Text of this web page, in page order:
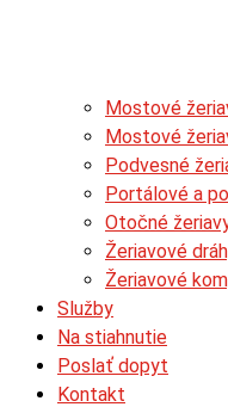
Mostové
Mostové
Podvesné
Portálové a
Otočné
Žeriavové
Žeriavové
Služby
Na stiahnutie
Poslať dopyt
Kontakt